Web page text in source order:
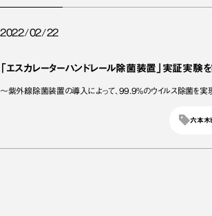
2022/02/22
「エスカレーターハンドレール除菌装置」実証実験
～紫外線除菌装置の導入によって、99.9％のウイルス除菌を実
六本木